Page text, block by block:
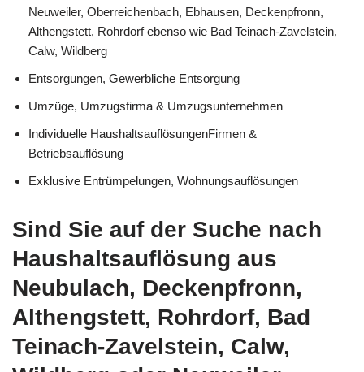
Neuweiler, Oberreichenbach, Ebhausen, Deckenpfronn,
Althengstett, Rohrdorf ebenso wie Bad Teinach-Zavelstein,
Calw, Wildberg
Entsorgungen, Gewerbliche Entsorgung
Umzüge, Umzugsfirma & Umzugsunternehmen
Individuelle HaushaltsauflösungenFirmen &
Betriebsauflösung
Exklusive Entrümpelungen, Wohnungsauflösungen
Sind Sie auf der Suche nach
Haushaltsauflösung aus
Neubulach, Deckenpfronn,
Althengstett, Rohrdorf, Bad
Teinach-Zavelstein, Calw,